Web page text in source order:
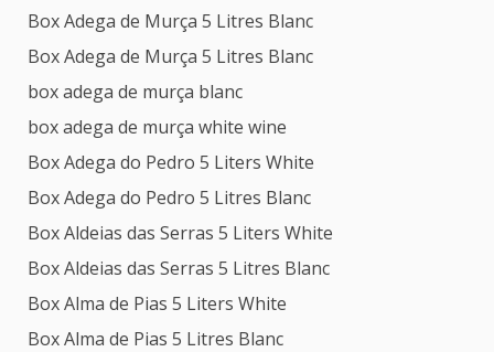
Box Adega de Murça 5 Litres Blanc
Box Adega de Murça 5 Litres Blanc
box adega de murça blanc
box adega de murça white wine
Box Adega do Pedro 5 Liters White
Box Adega do Pedro 5 Litres Blanc
Box Aldeias das Serras 5 Liters White
Box Aldeias das Serras 5 Litres Blanc
Box Alma de Pias 5 Liters White
Box Alma de Pias 5 Litres Blanc